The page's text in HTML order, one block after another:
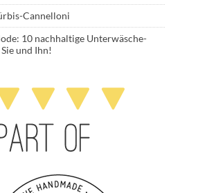
Cannelloni
10 nachhaltige Unterwäsche-
und Ihn!